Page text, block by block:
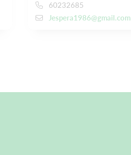
60232685
Jespera1986@gmail.com